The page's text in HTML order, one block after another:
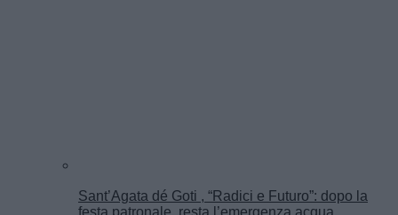
Sant’Agata dé Goti , “Radici e Futuro”: dopo la